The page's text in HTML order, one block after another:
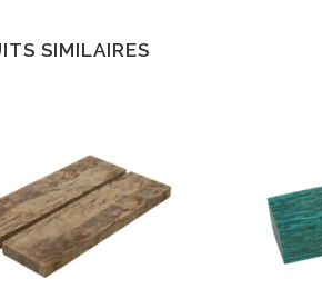
SIMILAIRES